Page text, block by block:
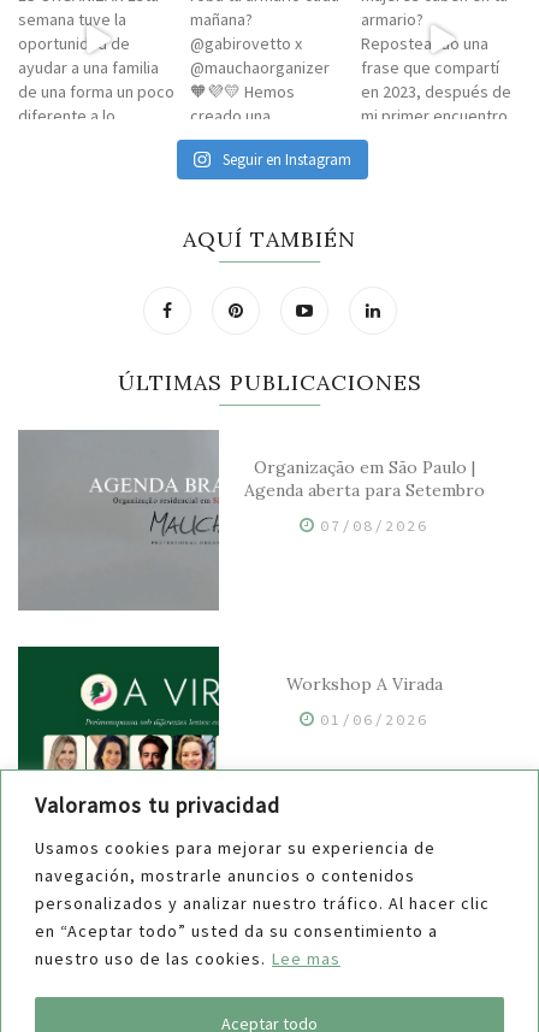
Valoramos tu privacidad
Usamos cookies para mejorar su experiencia de
navegación, mostrarle anuncios o contenidos
personalizados y analizar nuestro tráfico. Al hacer clic
en “Aceptar todo” usted da su consentimiento a
nuestro uso de las cookies. Lee mas
Aceptar todo
Seguir en Instagram
AQUÍ TAMBIÉN
ÚLTIMAS PUBLICACIONES
Organização em São Paulo |
Agenda aberta para Setembro
07/08/2026
Workshop A Virada
01/06/2026
Styling y Orden — Collab Gabi
Rovetto
25/05/2026